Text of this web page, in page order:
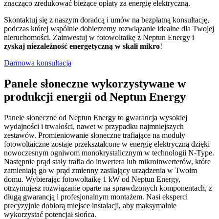
znacząco zredukować bieżące opłaty za energię elektryczną.
Skontaktuj się z naszym doradcą i umów na bezpłatną konsultację,
podczas której wspólnie dobierzemy rozwiązanie idealne dla Twojej
nieruchomości. Zainwestuj w fotowoltaikę z Neptun Energy i
zyskaj niezależność energetyczną w skali mikro!
Darmowa konsultacja
Panele słoneczne wykorzystywane w
produkcji energii od Neptun Energy
Panele słoneczne od Neptun Energy to gwarancja wysokiej
wydajności i trwałości, nawet w przypadku najmniejszych
zestawów. Promieniowanie słoneczne trafiające na moduły
fotowoltaiczne zostaje przekształcone w energię elektryczną dzięki
nowoczesnym ogniwom monokrystalicznym w technologii N-Type.
Następnie prąd stały trafia do inwertera lub mikroinwerterów, które
zamieniają go w prąd zmienny zasilający urządzenia w Twoim
domu. Wybierając fotowoltaikę 1 kW od Neptun Energy,
otrzymujesz rozwiązanie oparte na sprawdzonych komponentach, z
długą gwarancją i profesjonalnym montażem. Nasi eksperci
precyzyjnie dobiorą miejsce instalacji, aby maksymalnie
wykorzystać potencjał słońca.